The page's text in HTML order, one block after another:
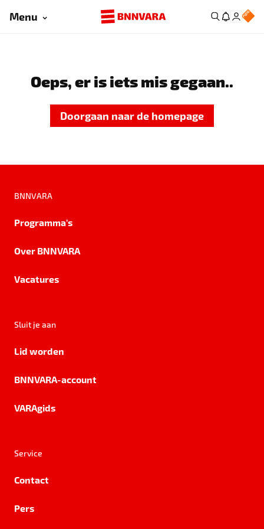
Menu
Oeps, er is iets mis gegaan..
Doorgaan naar de homepage
BNNVARA
Programma's
Over BNNVARA
Vacatures
Sluit je aan
Lid worden
BNNVARA-account
VARAgids
Service
Contact
Pers